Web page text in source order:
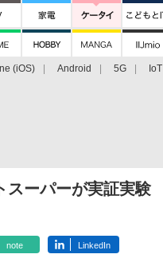
(iOS) Android 5G IoT
スーパーが実証実験
note LinkedIn